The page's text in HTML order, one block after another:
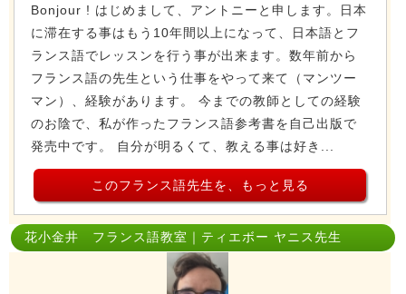
Bonjour ! はじめまして、アントニーと申します。日本
に滞在する事はもう10年間以上になって、日本語とフ
ランス語でレッスンを行う事が出来ます。数年前から
フランス語の先生という仕事をやって来て（マンツー
マン）、経験があります。 今までの教師としての経験
のお陰で、私が作ったフランス語参考書を自己出版で
発売中です。 自分が明るくて、教える事は好き...
このフランス語先生を、もっと見る
花小金井 フランス語教室｜ティエボー ヤニス先生